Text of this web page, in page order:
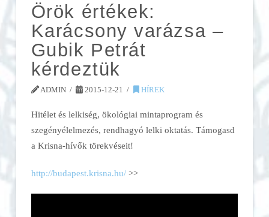
Örök értékek:
Karácsony varázsa –
Gubik Petrát
kérdeztük
ADMIN 2015-12-21 HÍREK
Hitélet és lelkiség, ökológiai mintaprogram és
szegényélelmezés, rendhagyó lelki oktatás. Támogasd
a Krisna-hívők törekvéseit!
http://budapest.krisna.hu/>>